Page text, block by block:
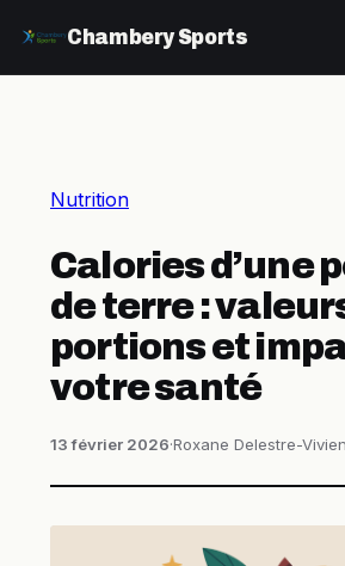
Chambery Sports
Nutrition
Calories d’une
de terre :
portions et
votre santé
13 février 2026·Roxane Delestre-Vivien